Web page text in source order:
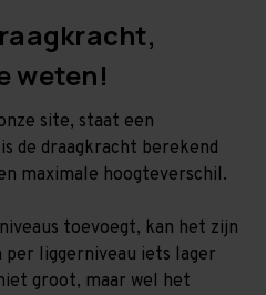
weten!
site, staat een
de draagkracht berekend
maximale hoogteverschil.
toevoegt, kan het zijn
per liggerniveau iets lager
groot, maar wel het